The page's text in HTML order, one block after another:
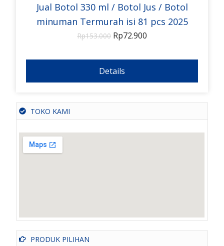
Jual Botol 330 ml / Botol Jus / Botol
minuman Termurah isi 81 pcs 2025
Rp153.000 Rp72.900
Details
TOKO KAMI
PRODUK PILIHAN